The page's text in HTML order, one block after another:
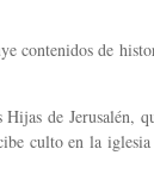
contenidos de
de Jerusalén,
culto en la